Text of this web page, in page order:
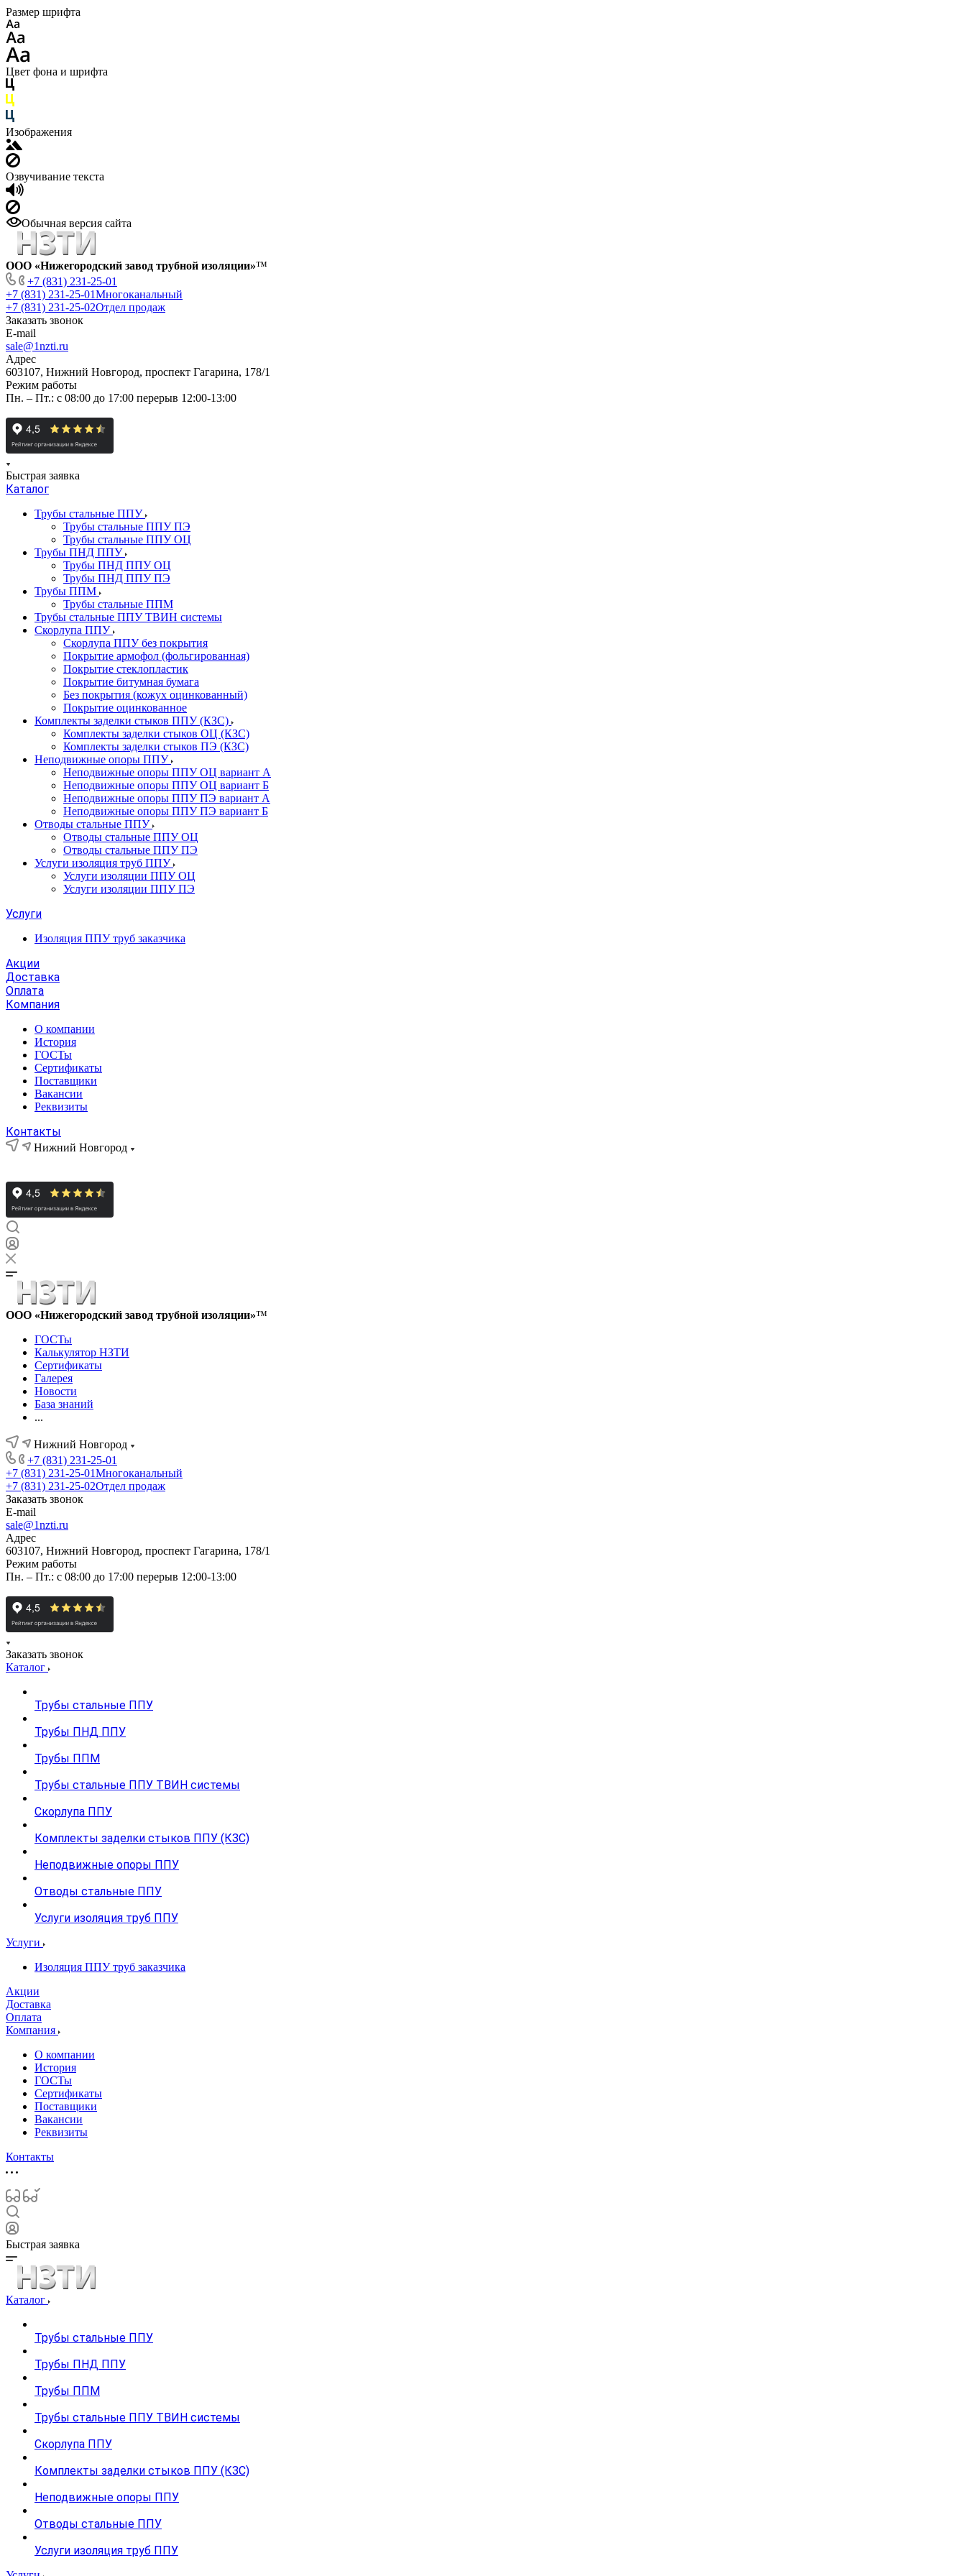
Размер шрифта
Цвет фона и шрифта
Изображения
Озвучивание текста
Обычная версия сайта
ООО «Нижегородский завод трубной изоляции»™
+7 (831) 231-25-01
+7 (831) 231-25-01Многоканальный
+7 (831) 231-25-02Отдел продаж
Заказать звонок
E-mail
sale@1nzti.ru
Адрес
603107, Нижний Новгород, проспект Гагарина, 178/1
Режим работы
Пн. – Пт.: с 08:00 до 17:00 перерыв 12:00-13:00
Быстрая заявка
Каталог
Трубы стальные ППУ
Трубы стальные ППУ ПЭ
Трубы стальные ППУ ОЦ
Трубы ПНД ППУ
Трубы ПНД ППУ ОЦ
Трубы ПНД ППУ ПЭ
Трубы ППМ
Трубы стальные ППМ
Трубы стальные ППУ ТВИН системы
Скорлупа ППУ
Скорлупа ППУ без покрытия
Покрытие армофол (фольгированная)
Покрытие стеклопластик
Покрытие битумная бумага
Без покрытия (кожух оцинкованный)
Покрытие оцинкованное
Комплекты заделки стыков ППУ (КЗС)
Комплекты заделки стыков ОЦ (КЗС)
Комплекты заделки стыков ПЭ (КЗС)
Неподвижные опоры ППУ
Неподвижные опоры ППУ ОЦ вариант А
Неподвижные опоры ППУ ОЦ вариант Б
Неподвижные опоры ППУ ПЭ вариант А
Неподвижные опоры ППУ ПЭ вариант Б
Отводы стальные ППУ
Отводы стальные ППУ ОЦ
Отводы стальные ППУ ПЭ
Услуги изоляция труб ППУ
Услуги изоляции ППУ ОЦ
Услуги изоляции ППУ ПЭ
Услуги
Изоляция ППУ труб заказчика
Акции
Доставка
Оплата
Компания
О компании
История
ГОСТы
Сертификаты
Поставщики
Вакансии
Реквизиты
Контакты
Нижний Новгород
ООО «Нижегородский завод трубной изоляции»™
ГОСТы
Калькулятор НЗТИ
Сертификаты
Галерея
Новости
База знаний
...
Нижний Новгород
+7 (831) 231-25-01
+7 (831) 231-25-01Многоканальный
+7 (831) 231-25-02Отдел продаж
Заказать звонок
E-mail
sale@1nzti.ru
Адрес
603107, Нижний Новгород, проспект Гагарина, 178/1
Режим работы
Пн. – Пт.: с 08:00 до 17:00 перерыв 12:00-13:00
Заказать звонок
Каталог
Трубы стальные ППУ
Трубы ПНД ППУ
Трубы ППМ
Трубы стальные ППУ ТВИН системы
Скорлупа ППУ
Комплекты заделки стыков ППУ (КЗС)
Неподвижные опоры ППУ
Отводы стальные ППУ
Услуги изоляция труб ППУ
Услуги
Изоляция ППУ труб заказчика
Акции
Доставка
Оплата
Компания
О компании
История
ГОСТы
Сертификаты
Поставщики
Вакансии
Реквизиты
Контакты
Быстрая заявка
Каталог
Трубы стальные ППУ
Трубы ПНД ППУ
Трубы ППМ
Трубы стальные ППУ ТВИН системы
Скорлупа ППУ
Комплекты заделки стыков ППУ (КЗС)
Неподвижные опоры ППУ
Отводы стальные ППУ
Услуги изоляция труб ППУ